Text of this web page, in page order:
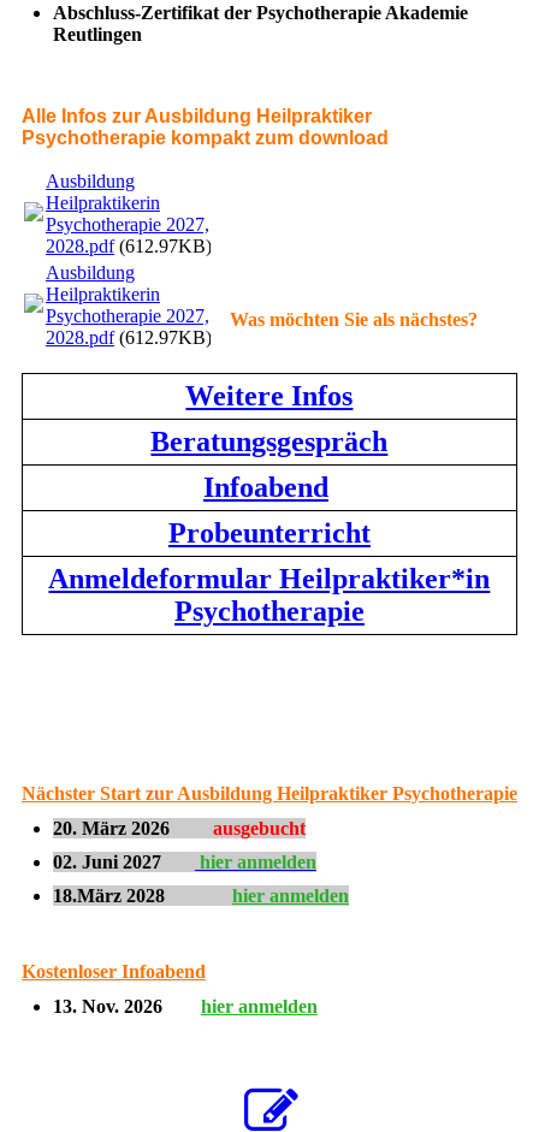
Abschluss-Zertifikat der Psychotherapie Akademie
Reutlingen
Alle Infos zur Ausbildung Heilpraktiker
Psychotherapie kompakt zum download
Ausbildung
Heilpraktikerin
Psychotherapie 2027,
2028.pdf(612.97KB)
Ausbildung
Heilpraktikerin
Psychotherapie 2027,
2028.pdf(612.97KB)
Was möchten Sie als nächstes?
Weitere Infos
Beratungsgespräch
Infoabend
Probeunterricht
Anmeldeformular Heilpraktiker*in
Psychotherapie
Nächster Start zur Ausbildung Heilpraktiker Psychotherapie
20. März 2026 ausgebucht
02. Juni 2027
hier anmelden
18.März 2028 hier anmelden
Kostenloser Infoabend
13. Nov. 2026 hier anmelden